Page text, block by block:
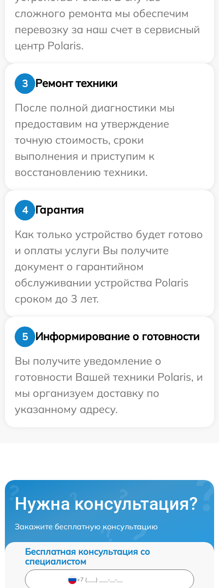
сложного ремонта мы обеспечим
перевозку за наш счет в сервисный
центр Polaris.
3
Ремонт техники
После полной диагностики мы
предоставим на утверждение
точную стоимость, сроки
выполнения и приступим к
восстановлению техники.
4
Гарантия
Как только устройство будет готово
и оплаты услуги Вы получите
документ о гарантийном
обслуживании устройства Polaris
сроком до 3 лет.
5
Информирование о готовности
Вы получите уведомление о
готовности Вашей техники Polaris, и
мы организуем доставку по
указанному адресу.
Нужна консультация?
Закажите бесплатную консультацию
Бесплатная консультация со
специалистом